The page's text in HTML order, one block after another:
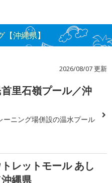
沖縄県】
2026/08/07 更新
里石嶺プール／沖
ーニング場併設の温水プール
レットモール あし
縄県